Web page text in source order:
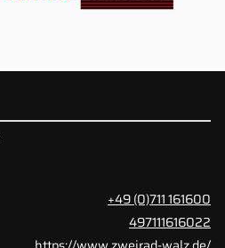
+49 (0)711 161600
497111616022